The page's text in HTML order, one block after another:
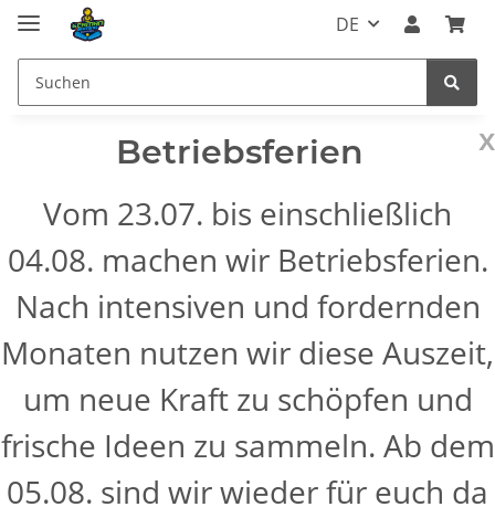
DE
x
Betriebsferien
Vom 23.07. bis einschließlich
04.08. machen wir Betriebsferien.
Nach intensiven und fordernden
Monaten nutzen wir diese Auszeit,
um neue Kraft zu schöpfen und
frische Ideen zu sammeln. Ab dem
05.08. sind wir wieder für euch da